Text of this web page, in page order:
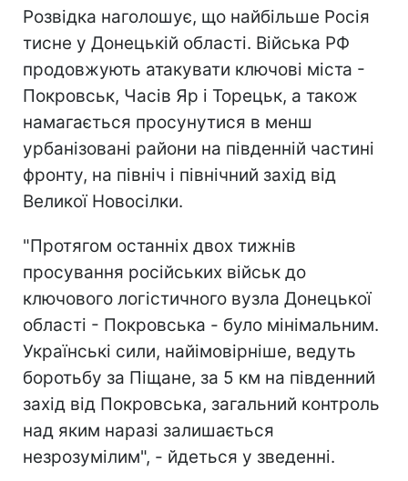
Розвідка наголошує, що найбільше Росія
тисне у Донецькій області. Війська РФ
продовжують атакувати ключові міста -
Покровськ, Часів Яр і Торецьк, а також
намагається просунутися в менш
урбанізовані райони на південній частині
фронту, на північ і північний захід від
Великої Новосілки.
"Протягом останніх двох тижнів
просування російських військ до
ключового логістичного вузла Донецької
області - Покровська - було мінімальним.
Українські сили, найімовірніше, ведуть
боротьбу за Піщане, за 5 км на південний
захід від Покровська, загальний контроль
над яким наразі залишається
незрозумілим", - йдеться у зведенні.